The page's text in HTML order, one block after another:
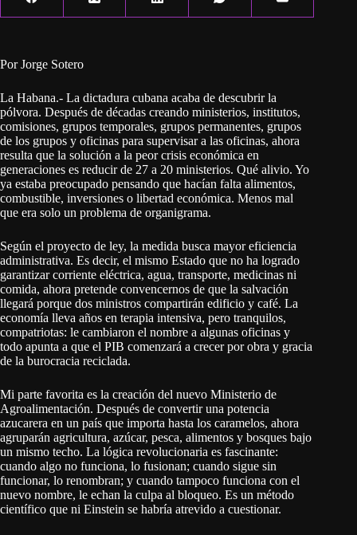
Por Jorge Sotero
La Habana.- La dictadura cubana acaba de descubrir la
pólvora. Después de décadas creando ministerios, institutos,
comisiones, grupos temporales, grupos permanentes, grupos
de los grupos y oficinas para supervisar a las oficinas, ahora
resulta que la solución a la peor crisis económica en
generaciones es reducir de 27 a 20 ministerios. Qué alivio. Yo
ya estaba preocupado pensando que hacían falta alimentos,
combustible, inversiones o libertad económica. Menos mal
que era solo un problema de organigrama.
Según el proyecto de ley, la medida busca mayor eficiencia
administrativa. Es decir, el mismo Estado que no ha logrado
garantizar corriente eléctrica, agua, transporte, medicinas ni
comida, ahora pretende convencernos de que la salvación
llegará porque dos ministros compartirán edificio y café. La
economía lleva años en terapia intensiva, pero tranquilos,
compatriotas: le cambiaron el nombre a algunas oficinas y
todo apunta a que el PIB comenzará a crecer por obra y gracia
de la burocracia reciclada.
Mi parte favorita es la creación del nuevo Ministerio de
Agroalimentación. Después de convertir una potencia
azucarera en un país que importa hasta los caramelos, ahora
agruparán agricultura, azúcar, pesca, alimentos y bosques bajo
un mismo techo. La lógica revolucionaria es fascinante:
cuando algo no funciona, lo fusionan; cuando sigue sin
funcionar, lo renombran; y cuando tampoco funciona con el
nuevo nombre, le echan la culpa al bloqueo. Es un método
científico que ni Einstein se habría atrevido a cuestionar.